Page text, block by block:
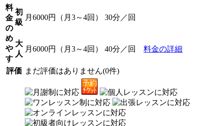
料
金
の
め
や
す
初
級
月6000円（月3～4回） 30分／回
大
人
月6000円（月3～4回） 40分／回 料金の詳細
評価 まだ評価はありません(0件)